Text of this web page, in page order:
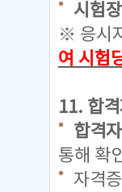
시험
※ 응시
여 시험
11. 합
합격
통해 확
자격